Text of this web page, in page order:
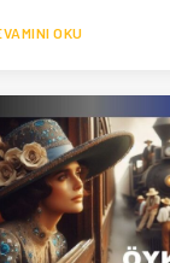
OKU